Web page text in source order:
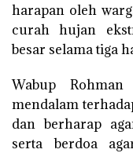
harapan oleh
curah hujan
besar selama tiga
Wabup
mendalam
dan berharap
serta berdoa